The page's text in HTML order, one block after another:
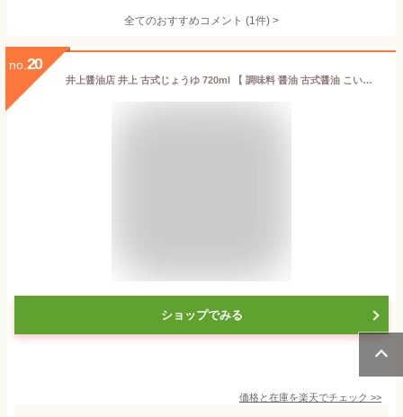
全てのおすすめコメント (1件) >
no. 20
井上醤油店 井上 古式じょうゆ 720ml 【 調味料 醤油 古式醤油 こいくち しょうゆ 濃口醤油 濃口 丸大豆仕込 おいしい 島根 出雲 当店人気 おすすめ 国産原料】
ショップでみる
価格と在庫を楽天でチェック >>